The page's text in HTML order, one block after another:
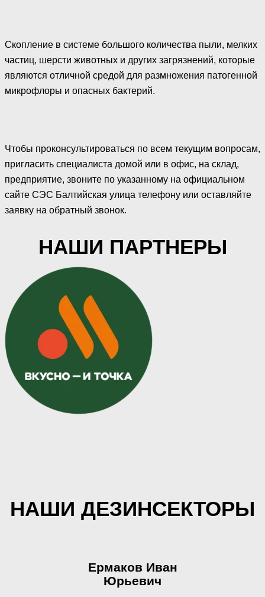
Скопление в системе большого количества пыли, мелких
частиц, шерсти животных и других загрязнений, которые
являются отличной средой для размножения патогенной
микрофлоры и опасных бактерий.
Чтобы проконсультироваться по всем текущим вопросам,
пригласить специалиста домой или в офис, на склад,
предприятие, звоните по указанному на официальном
сайте СЭС Балтийская улица телефону или оставляйте
заявку на обратный звонок.
НАШИ ПАРТНЕРЫ
НАШИ ДЕЗИНСЕКТОРЫ
Ермаков Иван
Юрьевич